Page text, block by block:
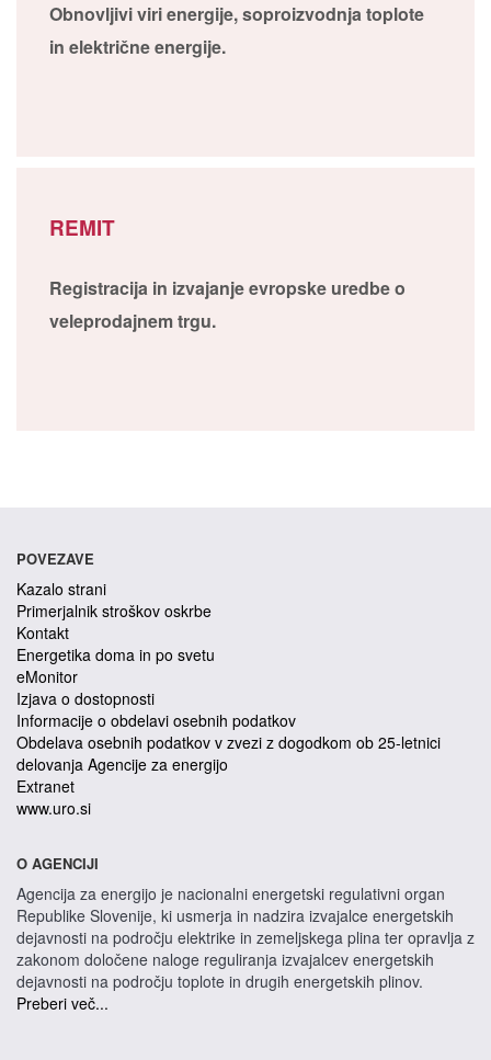
Obnovljivi viri energije, soproizvodnja toplote
in električne energije.
REMIT
Registracija in izvajanje evropske uredbe o
veleprodajnem trgu.
POVEZAVE
Kazalo strani
Primerjalnik stroškov oskrbe
Kontakt
Energetika doma in po svetu
eMonitor
Izjava o dostopnosti
Informacije o obdelavi osebnih podatkov
Obdelava osebnih podatkov v zvezi z dogodkom ob 25-letnici
delovanja Agencije za energijo
Extranet
www.uro.si
O AGENCIJI
Agencija za energijo je nacionalni energetski regulativni organ
Republike Slovenije, ki usmerja in nadzira izvajalce energetskih
dejavnosti na področju elektrike in zemeljskega plina ter opravlja z
zakonom določene naloge reguliranja izvajalcev energetskih
dejavnosti na področju toplote in drugih energetskih plinov.
Preberi več...